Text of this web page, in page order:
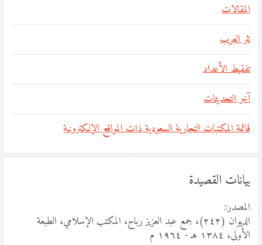
المقالات
نثر العرب
تفقيط الأعداد
آخر التحديثات
قائمة المكتبات التجارية السعودية ذات المواقع الإلكترونية
بيانات القصيدة
المصدر::
الديوان (٢٤٢)، جمع عبد العزيز رباح، المكتب الإسلامي، الطبعة
الأولى، ١٣٨٤ هـ - ١٩٦٤ م